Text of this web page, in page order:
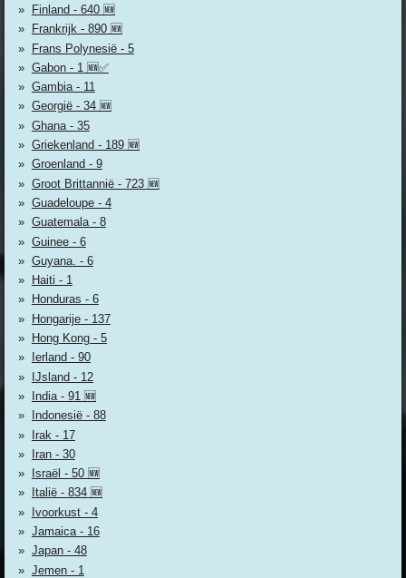
Finland - 640 🆕
Frankrijk - 890 🆕
Frans Polynesië - 5
Gabon - 1 🆕✅
Gambia - 11
Georgië - 34 🆕
Ghana - 35
Griekenland - 189 🆕
Groenland - 9
Groot Brittannië - 723 🆕
Guadeloupe - 4
Guatemala - 8
Guinee - 6
Guyana. - 6
Haiti - 1
Honduras - 6
Hongarije - 137
Hong Kong - 5
Ierland - 90
IJsland - 12
India - 91 🆕
Indonesië - 88
Irak - 17
Iran - 30
Israël - 50 🆕
Italië - 834 🆕
Ivoorkust - 4
Jamaica - 16
Japan - 48
Jemen - 1